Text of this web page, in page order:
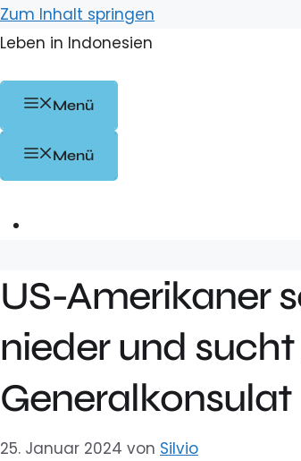
Zum Inhalt springen
Leben in Indonesien
Menü
Menü
US-Amerikaner
nieder und
Generalkonsulat
25. Januar 2024 von Silvio